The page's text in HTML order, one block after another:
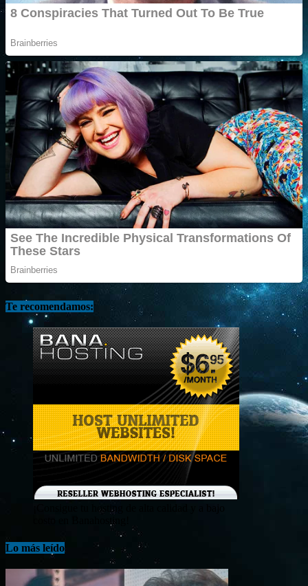
Te recomendamos:
¡Consigue tu hosting de alta calidad y a bajo
costo en Banahosting!
Lo más leído